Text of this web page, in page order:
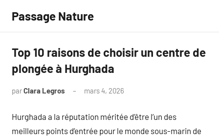
contenu
Passage Nature
Top 10 raisons de choisir un centre de
plongée à Hurghada
parClara Legros mars 4, 2026
Hurghada a la réputation méritée d’être l’un des
meilleurs points d’entrée pour le monde sous-marin de